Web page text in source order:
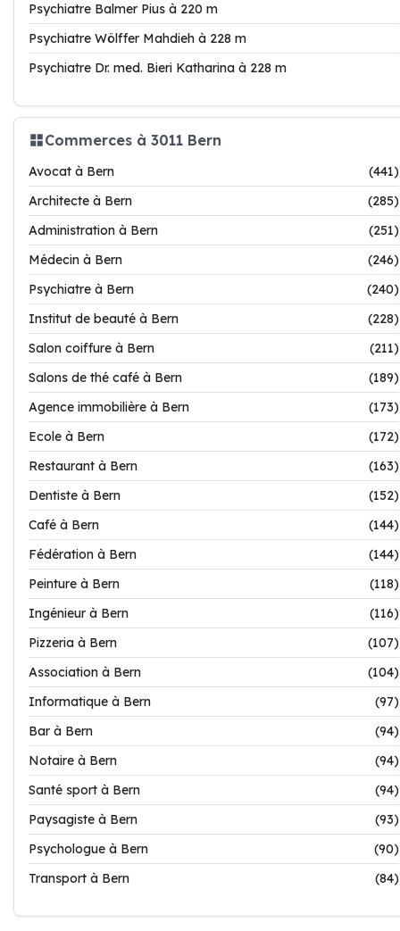
Psychiatre Balmer Pius à 220 m
Psychiatre Wölffer Mahdieh à 228 m
Psychiatre Dr. med. Bieri Katharina à 228 m
Commerces à 3011 Bern
Avocat à Bern
(441)
Architecte à Bern
(285)
Administration à Bern
(251)
Médecin à Bern
(246)
Psychiatre à Bern
(240)
Institut de beauté à Bern
(228)
Salon coiffure à Bern
(211)
Salons de thé café à Bern
(189)
Agence immobilière à Bern
(173)
Ecole à Bern
(172)
Restaurant à Bern
(163)
Dentiste à Bern
(152)
Café à Bern
(144)
Fédération à Bern
(144)
Peinture à Bern
(118)
Ingénieur à Bern
(116)
Pizzeria à Bern
(107)
Association à Bern
(104)
Informatique à Bern
(97)
Bar à Bern
(94)
Notaire à Bern
(94)
Santé sport à Bern
(94)
Paysagiste à Bern
(93)
Psychologue à Bern
(90)
Transport à Bern
(84)